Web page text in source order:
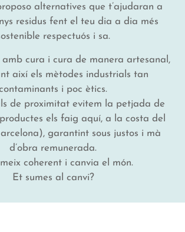
alternatives que t’ajudaran a
residus fent el teu dia a dia més
respectuós i sa.
amb cura i cura de manera artesanal,
així els mètodes industrials tan
i poc ètics.
de proximitat evitem la petjada de
els faig aquí, a la costa del
garantint sous justos i mà
d’obra remunerada.
coherent i canvia el món.
Et sumes al canvi?